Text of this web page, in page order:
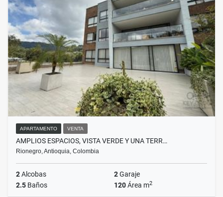
APARTAMENTO VENTA
AMPLIOS ESPACIOS, VISTA VERDE Y UNA TERR…
Rionegro, Antioquia, Colombia
2Alcobas 2Garaje
2.5 Baños 120Área m2